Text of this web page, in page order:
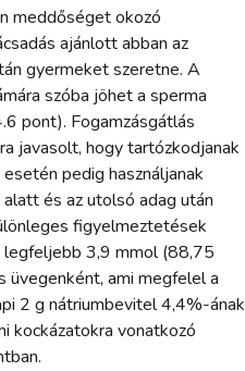
meddőséget okozó
ajánlott abban az
gyermeket szeretne. A
szóba jöhet a sperma
pont). Fogamzásgátlás
javasolt, hogy tartózkodjanak
pedig használjanak
és az utolsó adag után
figyelmeztetések
legfeljebb 3,9 mmol (88,75
üvegenként, ami megfelel a
2 g nátriumbevitel 4,4%-ának
kockázatokra vonatkozó